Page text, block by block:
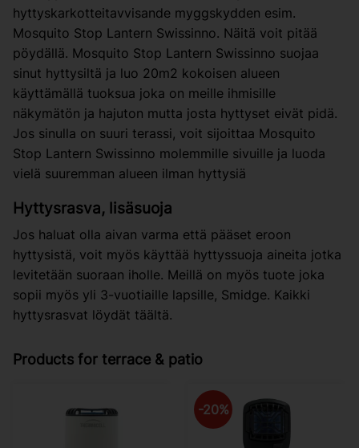
hyttyskarkotteitavvisande myggskydden esim.
Mosquito Stop Lantern Swissinno. Näitä voit pitää
pöydällä. Mosquito Stop Lantern Swissinno suojaa
sinut hyttysiltä ja luo 20m2 kokoisen alueen
käyttämällä tuoksua joka on meille ihmisille
näkymätön ja hajuton mutta josta hyttyset eivät pidä.
Jos sinulla on suuri terassi, voit sijoittaa Mosquito
Stop Lantern Swissinno molemmille sivuille ja luoda
vielä suuremman alueen ilman hyttysiä
Hyttysrasva, lisäsuoja
Jos haluat olla aivan varma että pääset eroon
hyttysistä, voit myös käyttää hyttyssuoja aineita jotka
levitetään suoraan iholle. Meillä on myös tuote joka
sopii myös yli 3-vuotiaille lapsille, Smidge. Kaikki
hyttysrasvat löydät täältä.
Products for terrace & patio
20%